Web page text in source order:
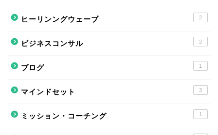
ヒーリンングウェーブ 2
ビジネスコンサル 2
ブログ 1
マインドセット 3
ミッション・コーチング 1